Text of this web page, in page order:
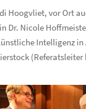
Hoogvliet, vor Ort
Nicole
Intelligenz